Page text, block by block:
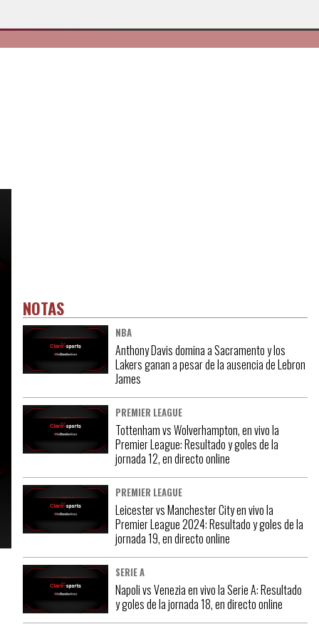
NOTAS
NBA
Anthony Davis domina a Sacramento y los
Lakers ganan a pesar de la ausencia de Lebron
James
PREMIER LEAGUE
Tottenham vs Wolverhampton, en vivo la
Premier League: Resultado y goles de la
jornada 12, en directo online
PREMIER LEAGUE
Leicester vs Manchester City en vivo la
Premier League 2024: Resultado y goles de la
jornada 19, en directo online
SERIE A
Napoli vs Venezia en vivo la Serie A: Resultado
y goles de la jornada 18, en directo online